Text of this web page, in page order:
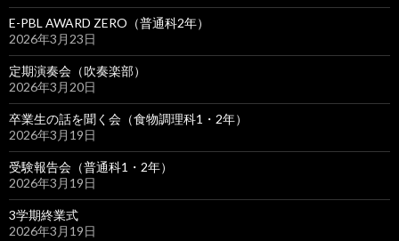
E-PBL AWARD ZERO（普通科2年）
2026年3月23日
定期演奏会（吹奏楽部）
2026年3月20日
卒業生の話を聞く会（食物調理科1・2年）
2026年3月19日
受験報告会（普通科1・2年）
2026年3月19日
3学期終業式
2026年3月19日